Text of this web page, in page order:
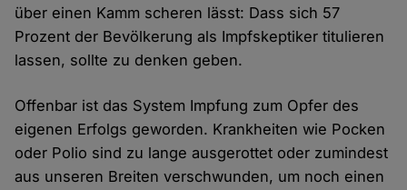
über einen Kamm scheren lässt: Dass sich 57
Prozent der Bevölkerung als Impfskeptiker titulieren
lassen, sollte zu denken geben.
Offenbar ist das System Impfung zum Opfer des
eigenen Erfolgs geworden. Krankheiten wie Pocken
oder Polio sind zu lange ausgerottet oder zumindest
aus unseren Breiten verschwunden, um noch einen